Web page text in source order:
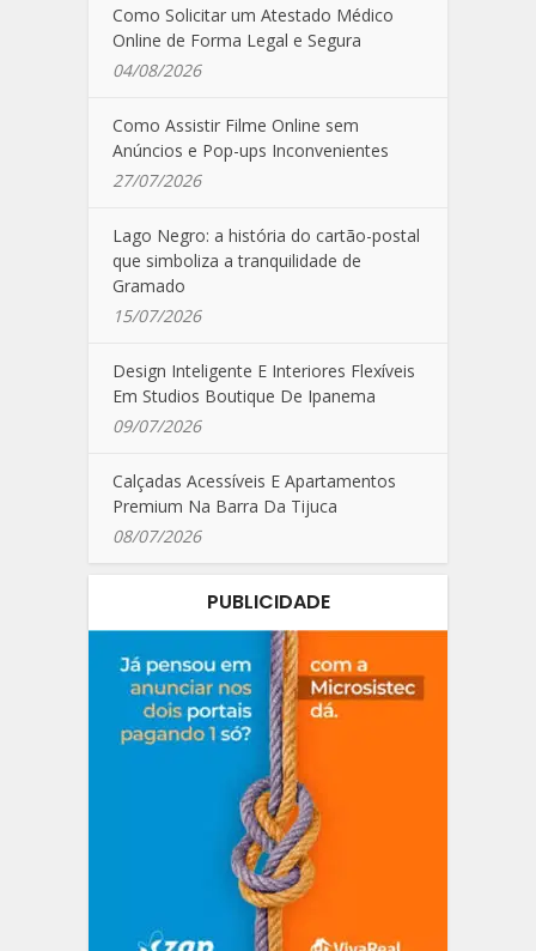
Como Solicitar um Atestado Médico
Online de Forma Legal e Segura
04/08/2026
Como Assistir Filme Online sem
Anúncios e Pop-ups Inconvenientes
27/07/2026
Lago Negro: a história do cartão-postal
que simboliza a tranquilidade de
Gramado
15/07/2026
Design Inteligente E Interiores Flexíveis
Em Studios Boutique De Ipanema
09/07/2026
Calçadas Acessíveis E Apartamentos
Premium Na Barra Da Tijuca
08/07/2026
PUBLICIDADE